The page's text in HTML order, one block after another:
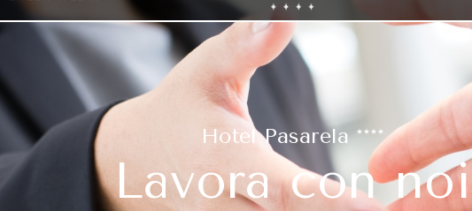
Hotel Pasarela ****
Lavora con noi